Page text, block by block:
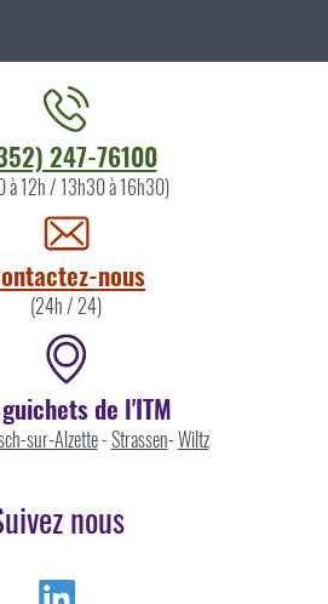
247-76100
à 12h / 13h30 à 16h30)
nous
(24h / 24)
de l'ITM
sur-Alzette-Strassen-Wiltz
nous